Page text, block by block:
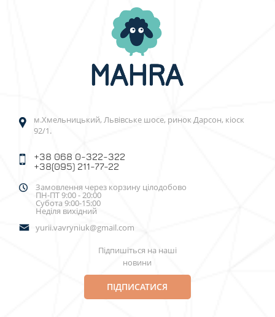
м.Хмельницький, Львівське шосе, ринок Дарсон, кіоск
92/1.
+38 068 0-322-322
+38(095) 211-77-22
Замовлення через корзину цілодобово
ПН-ПТ 9:00 - 20:00
Субота 9:00-15:00
Неділя вихідний
yurii.vavryniuk@gmail.com
Підпишіться на наші
новини
ПІДПИСАТИСЯ